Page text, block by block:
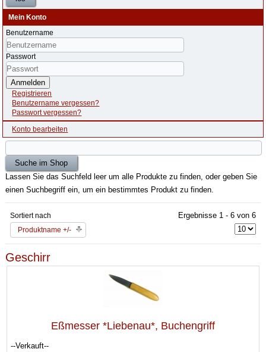
Mein Konto
Benutzername
Passwort
Anmelden
Registrieren
Benutzername vergessen?
Passwort vergessen?
Konto bearbeiten
Lassen Sie das Suchfeld leer um alle Produkte zu finden, oder geben Sie
einen Suchbegriff ein, um ein bestimmtes Produkt zu finden.
Sortiert nach
Produktname +/-
Ergebnisse 1 - 6 von 6
Geschirr
Eßmesser *Liebenau*, Buchengriff
--Verkauft--